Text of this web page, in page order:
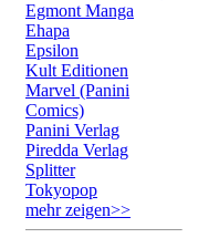
Egmont Manga
Ehapa
Epsilon
Kult Editionen
Marvel (Panini
Comics)
Panini Verlag
Piredda Verlag
Splitter
Tokyopop
mehr zeigen>>